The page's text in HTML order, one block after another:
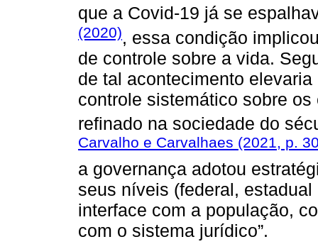
que a Covid-19 já se
(2020), essa condição
de controle sobre a vida.
de tal acontecimento
controle sistemático sobre
refinado na sociedade do
Carvalho e Carvalhaes (2021, p.
a governança adotou
seus níveis (federal,
interface com a população,
com o sistema jurídico”.